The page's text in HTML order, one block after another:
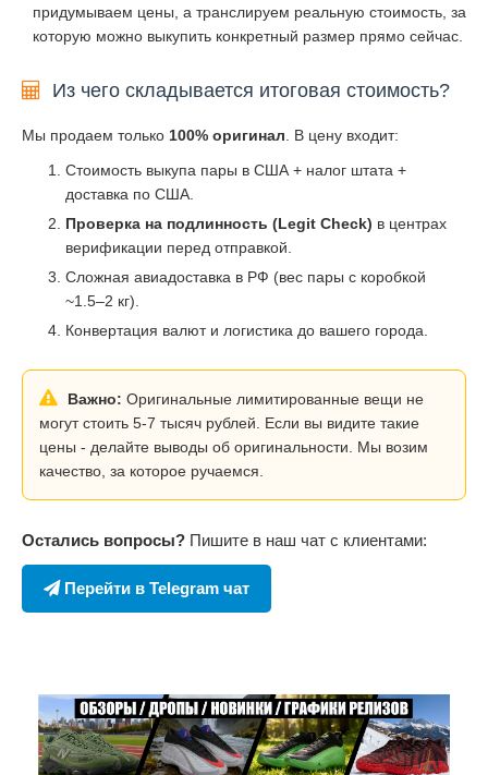
придумываем цены, а транслируем реальную стоимость, за
которую можно выкупить конкретный размер прямо сейчас.
Из чего складывается итоговая стоимость?
Мы продаем только 100% оригинал . В цену входит:
Стоимость выкупа пары в США + налог штата +
доставка по США.
Проверка на подлинность (Legit Check) в центрах
верификации перед отправкой.
Сложная авиадоставка в РФ (вес пары с коробкой
~1.5–2 кг).
Конвертация валют и логистика до вашего города.
Важно: Оригинальные лимитированные вещи не
могут стоить 5-7 тысяч рублей. Если вы видите такие
цены - делайте выводы об оригинальности. Мы возим
качество, за которое ручаемся.
Остались вопросы? Пишите в наш чат с клиентами:
Перейти в Telegram чат